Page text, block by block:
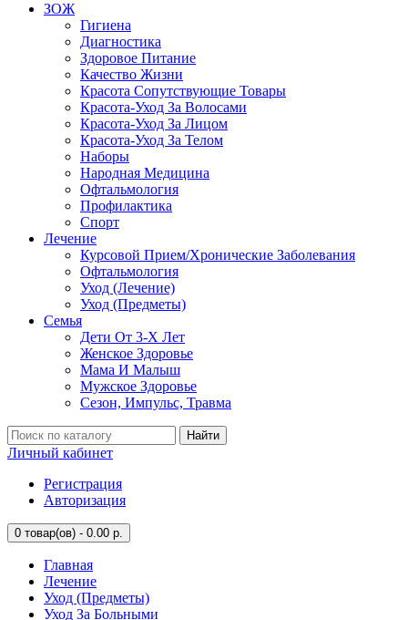
ЗОЖ
Гигиена
Диагностика
Здоровое Питание
Качество Жизни
Красота Сопутствующие Товары
Красота-Уход За Волосами
Красота-Уход За Лицом
Красота-Уход За Телом
Наборы
Народная Медицина
Офтальмология
Профилактика
Спорт
Лечение
Курсовой Прием/Хронические Заболевания
Офтальмология
Уход (Лечение)
Уход (Предметы)
Семья
Дети От 3-Х Лет
Женское Здоровье
Мама И Малыш
Мужское Здоровье
Сезон, Импульс, Травма
Найти
Личный кабинет
Регистрация
Авторизация
0 товар(ов) - 0.00 р.
Главная
Лечение
Уход (Предметы)
Уход За Больными